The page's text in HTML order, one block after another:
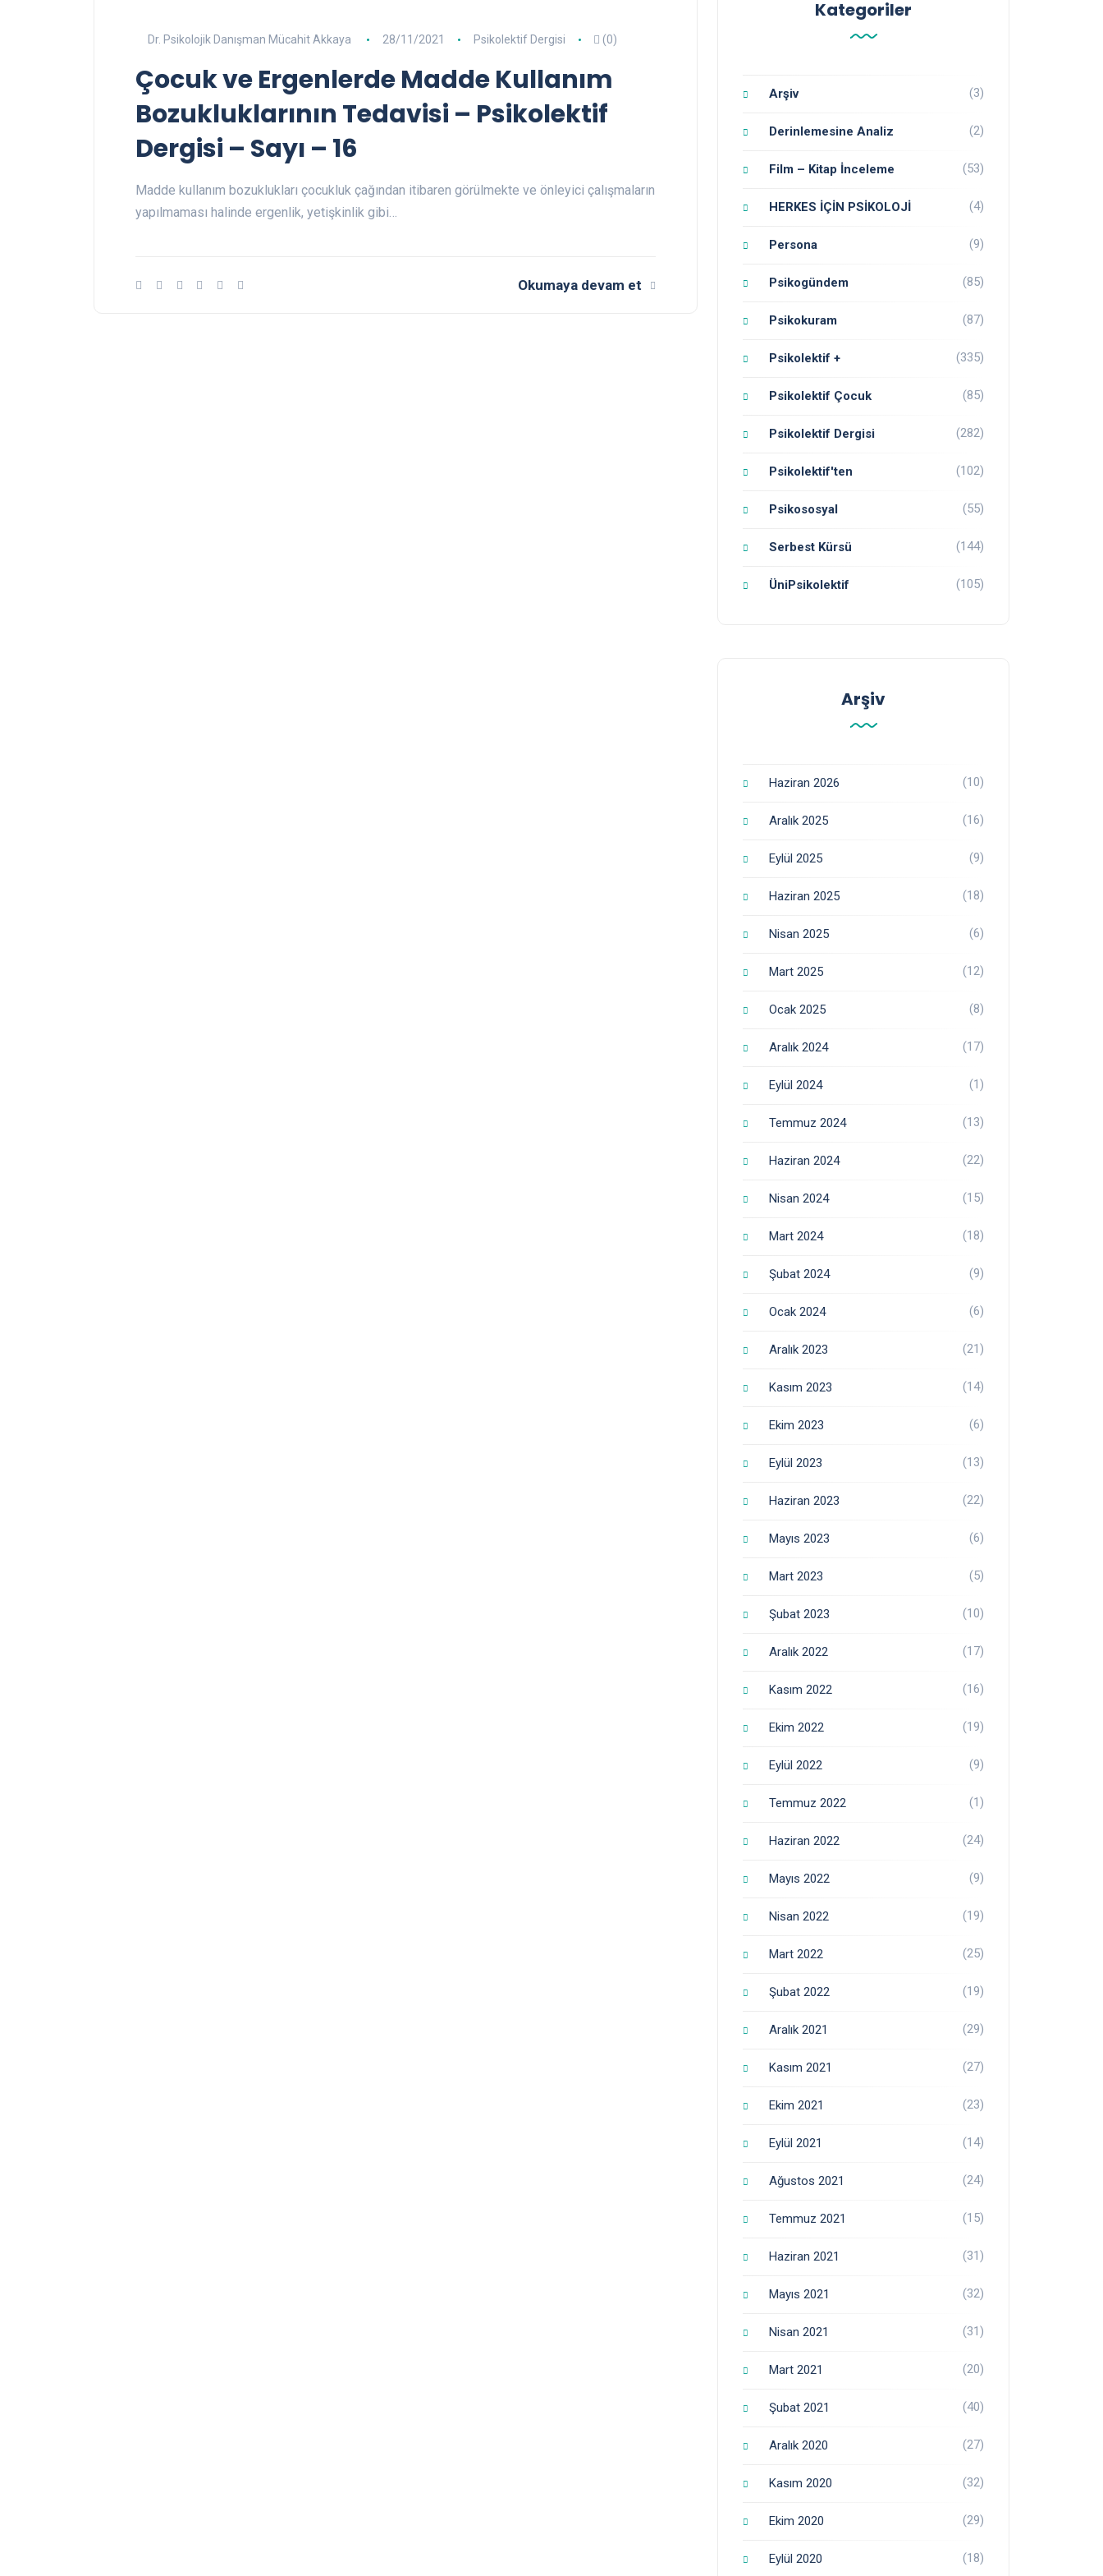
Dr. Psikolojik Danışman Mücahit Akkaya 28/11/2021 Psikolektif Dergisi (0)
Çocuk ve Ergenlerde Madde Kullanım
Bozukluklarının Tedavisi – Psikolektif
Dergisi – Sayı – 16
Madde kullanım bozuklukları çocukluk çağından itibaren görülmekte ve önleyici çalışmaların
yapılmaması halinde ergenlik, yetişkinlik gibi…
Okumaya devam et
Kategoriler
Arşiv (3)
Derinlemesine Analiz (2)
Film – Kitap İnceleme (53)
HERKES İÇİN PSİKOLOJİ (4)
Persona (9)
Psikogündem (85)
Psikokuram (87)
Psikolektif + (335)
Psikolektif Çocuk (85)
Psikolektif Dergisi (282)
Psikolektif'ten (102)
Psikososyal (55)
Serbest Kürsü (144)
ÜniPsikolektif (105)
Arşiv
Haziran 2026 (10)
Aralık 2025 (16)
Eylül 2025 (9)
Haziran 2025 (18)
Nisan 2025 (6)
Mart 2025 (12)
Ocak 2025 (8)
Aralık 2024 (17)
Eylül 2024 (1)
Temmuz 2024 (13)
Haziran 2024 (22)
Nisan 2024 (15)
Mart 2024 (18)
Şubat 2024 (9)
Ocak 2024 (6)
Aralık 2023 (21)
Kasım 2023 (14)
Ekim 2023 (6)
Eylül 2023 (13)
Haziran 2023 (22)
Mayıs 2023 (6)
Mart 2023 (5)
Şubat 2023 (10)
Aralık 2022 (17)
Kasım 2022 (16)
Ekim 2022 (19)
Eylül 2022 (9)
Temmuz 2022 (1)
Haziran 2022 (24)
Mayıs 2022 (9)
Nisan 2022 (19)
Mart 2022 (25)
Şubat 2022 (19)
Aralık 2021 (29)
Kasım 2021 (27)
Ekim 2021 (23)
Eylül 2021 (14)
Ağustos 2021 (24)
Temmuz 2021 (15)
Haziran 2021 (31)
Mayıs 2021 (32)
Nisan 2021 (31)
Mart 2021 (20)
Şubat 2021 (40)
Aralık 2020 (27)
Kasım 2020 (32)
Ekim 2020 (29)
Eylül 2020 (18)